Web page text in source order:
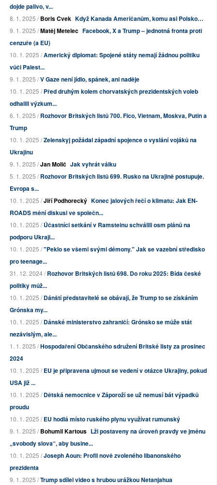
dojde palivo, v...
8. 1. 2025 /Boris Cvek Když Kanada Američanům, komu asi Polsko…
9. 1. 2025 /Matěj Metelec Facebook, X a Trump – jednotná fronta proti
cenzuře (a EU)
10. 1. 2025 /Americký diplomat: Spojené státy nemají žádnou politiku
vůči Palest...
9. 1. 2025 /V Gaze není jídlo, spánek, ani naděje
10. 1. 2025 /Před druhým kolem chorvatských prezidentských voleb
odhalili výzkum...
6. 1. 2025 /Rozhovor Britských listů 700. Fico, Vietnam, Moskva, Putin a
Trump
10. 1. 2025 /Zelenskyj požádal západní spojence o vyslání vojáků na
Ukrajinu
9. 1. 2025 /Jan Molič Jak vyhrát válku
5. 1. 2025 /Rozhovor Britských listů 699. Rusko na Ukrajině postupuje.
Evropa s...
10. 1. 2025 /Jiří Podhorecký Konec jalových řečí o klimatu: Jak EN-
ROADS mění diskusi ve společn...
10. 1. 2025 /Účastníci setkání v Ramsteinu schválili osm plánů na
podporu Ukraji...
10. 1. 2025 /"Peklo se všemi svými démony." Jak se vazební středisko
pro teenage...
31. 12. 2024 /Rozhovor Britských listů 698. Do roku 2025: Bída české
politiky můž...
10. 1. 2025 /Dánští představitelé se obávají, že Trump to se získáním
Grónska my...
10. 1. 2025 /Dánské ministerstvo zahraničí: Grónsko se může stát
nezávislým, ale...
1. 1. 2025 /Hospodaření Občanského sdružení Britské listy za prosinec
2024
10. 1. 2025 /EU je připravena ujmout se vedení v otázce Ukrajiny, pokud
USA již ...
10. 1. 2025 /Dětská nemocnice v Záporoží se už nemusí bát výpadků
proudu
10. 1. 2025 /EU hodlá místo ruského plynu využívat rumunský
9. 1. 2025 /Bohumil Kartous Lži postaveny na úroveň pravdy ve jménu
„svobody slova“, aby busine...
10. 1. 2025 /Joseph Aoun: Profil nově zvoleného libanonského
prezidenta
9. 1. 2025 /Trump sdílel video s hrubou urážkou Netanjahua